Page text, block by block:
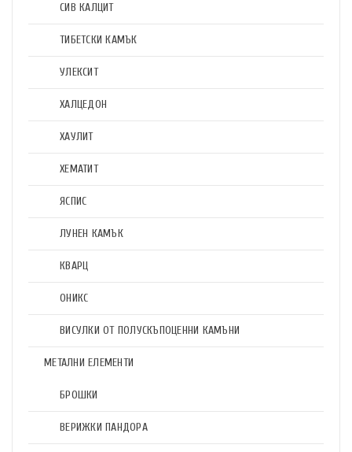
СИВ КАЛЦИТ
ТИБЕТСКИ КАМЪК
УЛЕКСИТ
ХАЛЦЕДОН
ХАУЛИТ
ХЕМАТИТ
ЯСПИС
ЛУНЕН КАМЪК
КВАРЦ
ОНИКС
ВИСУЛКИ ОТ ПОЛУСКЪПОЦЕННИ КАМЪНИ
МЕТАЛНИ ЕЛЕМЕНТИ
БРОШКИ
ВЕРИЖКИ ПАНДОРА